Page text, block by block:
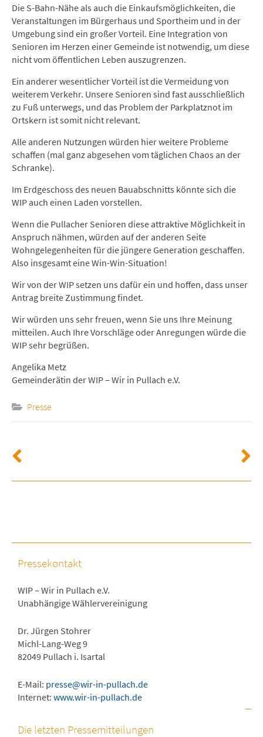
Die S-Bahn-Nähe als auch die Einkaufsmöglichkeiten, die
Veranstaltungen im Bürgerhaus und Sportheim und in der
Umgebung sind ein großer Vorteil. Eine Integration von
Senioren im Herzen einer Gemeinde ist notwendig, um diese
nicht vom öffentlichen Leben auszugrenzen.
Ein anderer wesentlicher Vorteil ist die Vermeidung von
weiterem Verkehr. Unsere Senioren sind fast ausschließlich
zu Fuß unterwegs, und das Problem der Parkplatznot im
Ortskern ist somit nicht relevant.
Alle anderen Nutzungen würden hier weitere Probleme
schaffen (mal ganz abgesehen vom täglichen Chaos an der
Schranke).
Im Erdgeschoss des neuen Bauabschnitts könnte sich die
WIP auch einen Laden vorstellen.
Wenn die Pullacher Senioren diese attraktive Möglichkeit in
Anspruch nähmen, würden auf der anderen Seite
Wohngelegenheiten für die jüngere Generation geschaffen.
Also insgesamt eine Win-Win-Situation!
Wir von der WIP setzen uns dafür ein und hoffen, dass unser
Antrag breite Zustimmung findet.
Wir würden uns sehr freuen, wenn Sie uns Ihre Meinung
mitteilen. Auch Ihre Vorschläge oder Anregungen würde die
WIP sehr begrüßen.
Angelika Metz
Gemeinderätin der WIP – Wir in Pullach e.V.
Presse
Pressekontakt
WIP – Wir in Pullach e.V.
Unabhängige Wählervereinigung
Dr. Jürgen Stohrer
Michl-Lang-Weg 9
82049 Pullach i. Isartal
E-Mail: presse@wir-in-pullach.de
Internet: www.wir-in-pullach.de
Die letzten Pressemitteilungen